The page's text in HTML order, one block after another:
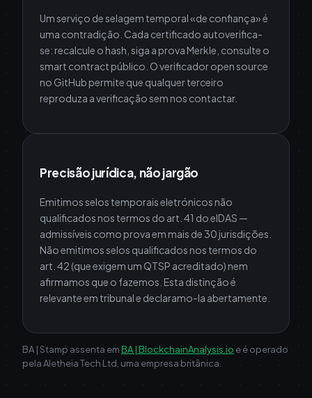
Um serviço de selagem temporal «de confiança» é
uma contradição. Cada certificado autoverifica-
se: recalcule o hash, siga a prova Merkle, consulte o
smart contract público. O verificador open source
no GitHub permite que qualquer terceiro
reproduza a verificação sem nos contactar.
Precisão jurídica, não jargão
Emitimos selos temporais eletrónicos não
qualificados nos termos do art. 41 do eIDAS —
admissíveis como prova em mais de 30 jurisdições.
Não emitimos selos qualificados nos termos do
art. 42 (que exigem um QTSP acreditado) nem
afirmamos que o fazemos. Esta distinção é
relevante em tribunal e declaramo-la abertamente.
BA | Stamp assenta em BA | BlockchainAnalysis.io e é operado
pela Aletheia Tech Ltd, uma empresa britânica.